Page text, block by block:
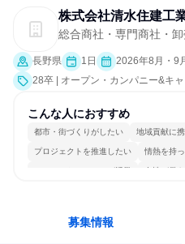
株式会社清水住建工
総合商社・専門商社・卸
長野県 1日
2026年8月・9
28卒 | オープン・カンパニー&キ
こんな人におすすめ
都市・街づくりがしたい 地域貢献に
プロジェクトを推進したい 情熱を持
コミュニケーションが活発 女性が働
募集情報